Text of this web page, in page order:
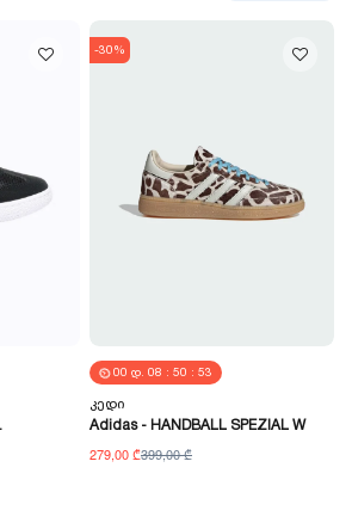
-30%
00 Დ. 08 : 50 : 52
Კედი
Adidas - HANDBALL SPEZIAL W
279,00 ₾399,00 ₾